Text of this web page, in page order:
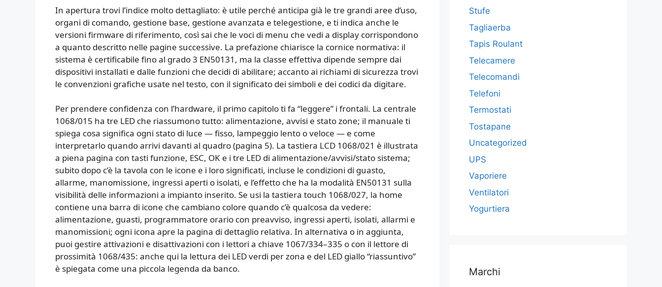
In apertura trovi l’indice molto dettagliato: è utile perché anticipa già le tre grandi aree d’uso,
organi di comando, gestione base, gestione avanzata e telegestione, e ti indica anche le
versioni firmware di riferimento, così sai che le voci di menu che vedi a display corrispondono
a quanto descritto nelle pagine successive. La prefazione chiarisce la cornice normativa: il
sistema è certificabile fino al grado 3 EN50131, ma la classe effettiva dipende sempre dai
dispositivi installati e dalle funzioni che decidi di abilitare; accanto ai richiami di sicurezza trovi
le convenzioni grafiche usate nel testo, con il significato dei simboli e dei codici da digitare.
Per prendere confidenza con l’hardware, il primo capitolo ti fa “leggere” i frontali. La centrale
1068/015 ha tre LED che riassumono tutto: alimentazione, avvisi e stato zone; il manuale ti
spiega cosa significa ogni stato di luce — fisso, lampeggio lento o veloce — e come
interpretarlo quando arrivi davanti al quadro (pagina 5). La tastiera LCD 1068/021 è illustrata
a piena pagina con tasti funzione, ESC, OK e i tre LED di alimentazione/avvisi/stato sistema;
subito dopo c’è la tavola con le icone e i loro significati, incluse le condizioni di guasto,
allarme, manomissione, ingressi aperti o isolati, e l’effetto che ha la modalità EN50131 sulla
visibilità delle informazioni a impianto inserito. Se usi la tastiera touch 1068/027, la home
contiene una barra di icone che cambiano colore quando c’è qualcosa da vedere:
alimentazione, guasti, programmatore orario con preavviso, ingressi aperti, isolati, allarmi e
manomissioni; ogni icona apre la pagina di dettaglio relativa. In alternativa o in aggiunta,
puoi gestire attivazioni e disattivazioni con i lettori a chiave 1067/334–335 o con il lettore di
prossimità 1068/435: anche qui la lettura dei LED verdi per zona e del LED giallo “riassuntivo”
è spiegata come una piccola legenda da banco.
Stufe
Tagliaerba
Tapis Roulant
Telecamere
Telecomandi
Telefoni
Termostati
Tostapane
Uncategorized
UPS
Vaporiere
Ventilatori
Yogurtiera
Marchi